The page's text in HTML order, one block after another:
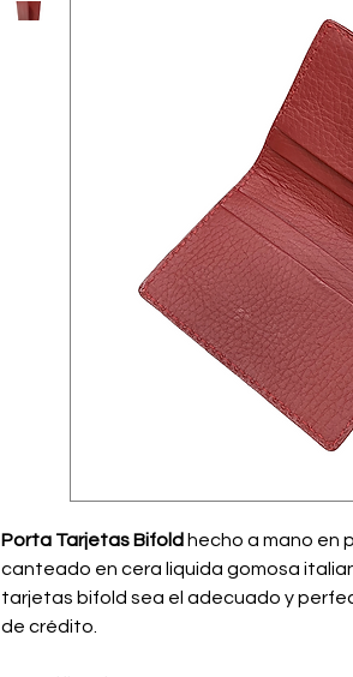
Porta Tarjetas Bifold hecho a mano en
canteado en cera liquida gomosa
tarjetas bifold sea el adecuado y
de crédito.